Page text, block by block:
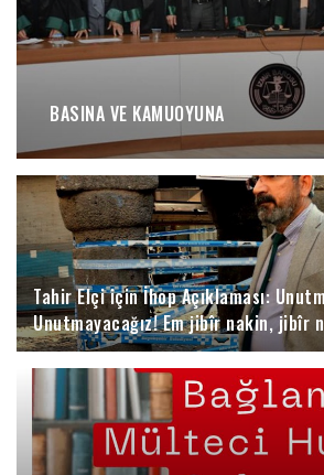
BASINA VE KAMUOYUNA
Tahir Elçi için İhop Açıklaması:
Unutmayacağız! Em jibîr nakin, jibîr